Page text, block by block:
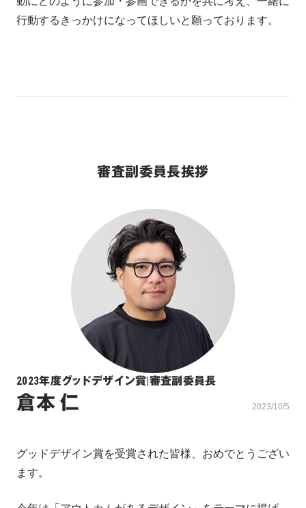
行動するきっかけになってほしいと願っております。
審査副委員長挨拶
2023年度グッドデザイン賞|審査副委員長
倉本 仁 2023/10/5
グッドデザイン賞を受賞された皆様、おめでとうござい
ます。